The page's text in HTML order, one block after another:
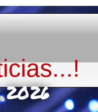
2026